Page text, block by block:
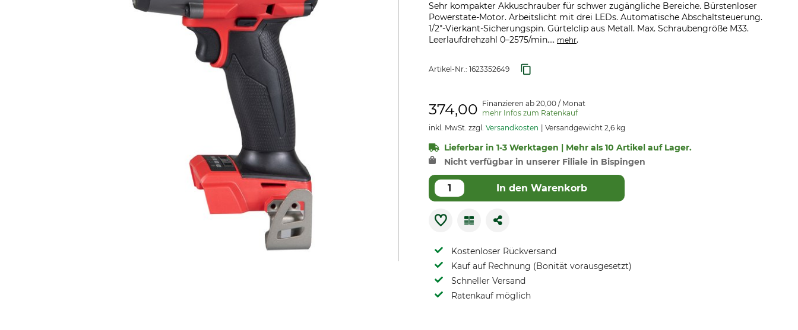
Sehr kompakter Akkuschrauber für schwer zugängliche Bereiche. Bürstenloser
Powerstate-Motor. Arbeitslicht mit drei LEDs. Automatische Abschaltsteuerung.
1/2"-Vierkant-Sicherungspin. Gürtelclip aus Metall. Max. Schraubengröße M33.
Leerlaufdrehzahl 0–2575/min.... mehr.
Artikel-Nr.: 1623352649
374,00 Finanzieren ab 20,00 / Monat
mehr Infos zum Ratenkauf
inkl. MwSt. zzgl. Versandkosten Versandgewicht 2,6 kg
Lieferbar in 1-3 Werktagen | Mehr als 10 Artikel auf Lager.
Nicht verfügbar in unserer Filiale in Bispingen
In den Warenkorb
Kostenloser Rückversand
Kauf auf Rechnung (Bonität vorausgesetzt)
Schneller Versand
Ratenkauf möglich